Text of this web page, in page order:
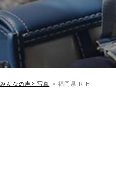
みんなの声と写真 福岡県 R.H.